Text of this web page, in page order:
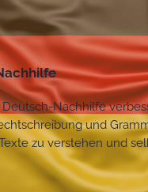
Nachhilfe
und
zu verstehen und